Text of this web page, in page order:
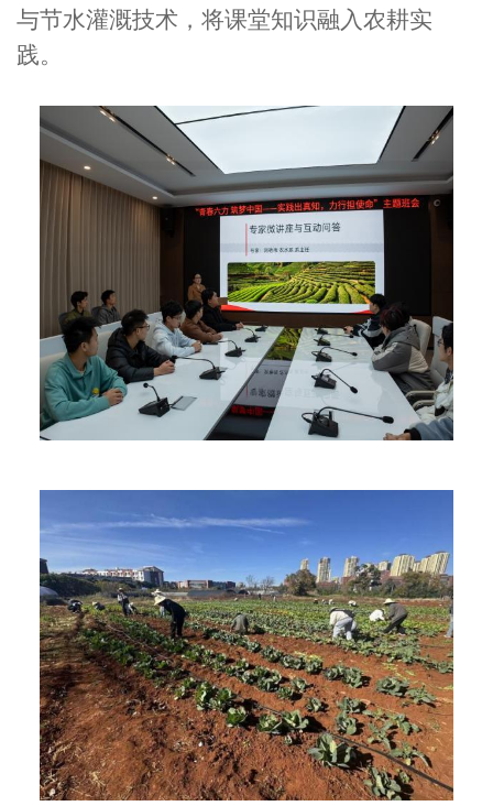
与节水灌溉技术，将课堂知识融入农耕实
践。